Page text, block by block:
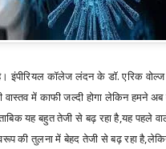
इंपीरियल कॉलेज लंदन के डॉ. एरिक
वास्तव में काफी जल्दी होगा लेकिन हमने
यह बहुत तेजी से बढ़ रहा है,यह पहले
की तुलना में बेहद तेजी से बढ़ रहा है,